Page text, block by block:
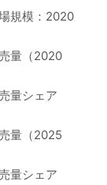
規模：2020
量（2020
量シェア
量（2025
量シェア